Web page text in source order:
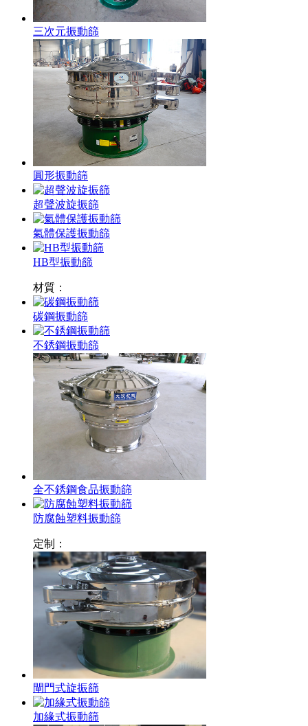
三次元振動篩
圓形振動篩
超聲波旋振篩
氣體保護振動篩
HB型振動篩
材質：
碳鋼振動篩
不銹鋼振動篩
全不銹鋼食品振動篩
防腐蝕塑料振動篩
定制：
閘門式旋振篩
加緣式振動篩